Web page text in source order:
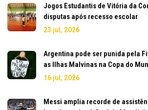
Jogos Estudantis de Vitória da
disputas após recesso escolar
23 jul, 2026
Argentina pode ser punida pela
as Ilhas Malvinas na Copa do
16 jul, 2026
Messi amplia recorde de